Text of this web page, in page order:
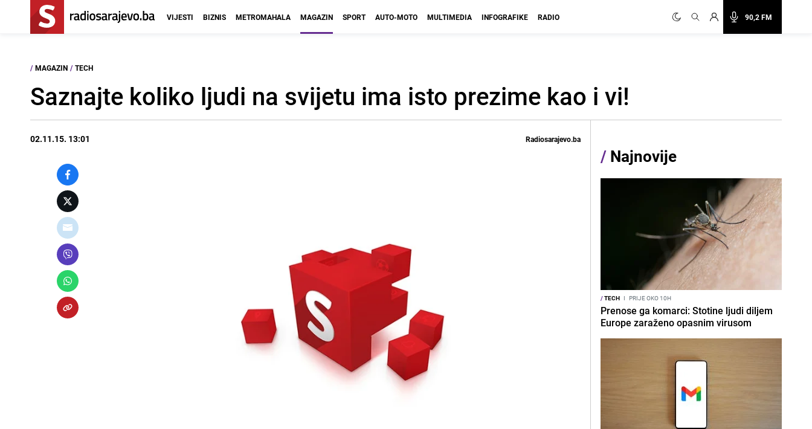
90,2 FM
VIJESTI BIZNIS METROMAHALA MAGAZIN SPORT AUTO-MOTO MULTIMEDIA INFOGRAFIKE RADIO
/ MAGAZIN / TECH
Saznajte koliko ljudi na svijetu ima isto prezime kao i vi!
02.11.15. 13:01 Radiosarajevo.ba
/ Najnovije
/TECH I PRIJE OKO 10H
Prenose ga komarci: Stotine ljudi diljem
Europe zaraženo opasnim virusom